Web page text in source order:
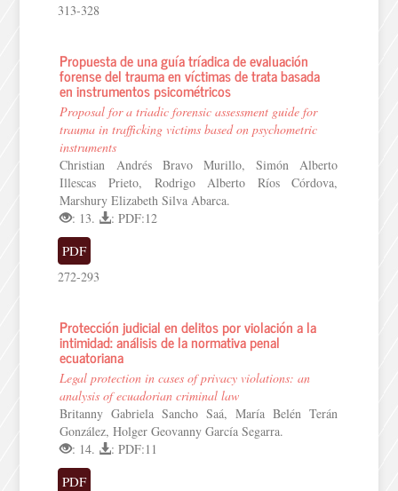
313-328
Propuesta de una guía tríadica de evaluación
forense del trauma en víctimas de trata basada
en instrumentos psicométricos
Proposal for a triadic forensic assessment guide for
trauma in trafficking victims based on psychometric
instruments
Christian Andrés Bravo Murillo, Simón Alberto
Illescas Prieto, Rodrigo Alberto Ríos Córdova,
Marshury Elizabeth Silva Abarca.
: 13.
: PDF:12
PDF
272-293
Protección judicial en delitos por violación a la
intimidad: análisis de la normativa penal
ecuatoriana
Legal protection in cases of privacy violations: an
analysis of ecuadorian criminal law
Britanny Gabriela Sancho Saá, María Belén Terán
González, Holger Geovanny García Segarra.
: 14.
: PDF:11
PDF